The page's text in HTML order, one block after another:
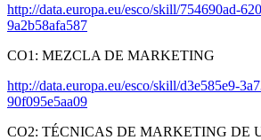
http://data.europa.eu/esco/skill/754690ad-
9a2b58afa587
CO1: MEZCLA DE MARKETING
http://data.europa.eu/esco/skill/d3e585e9-
90f095e5aa09
CO2: TÉCNICAS DE MARKETING DE